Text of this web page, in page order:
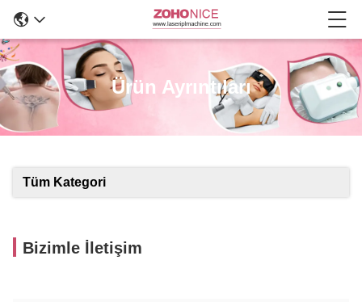
Ürün Ayrıntıları
Tüm Kategori
Bizimle İletişim